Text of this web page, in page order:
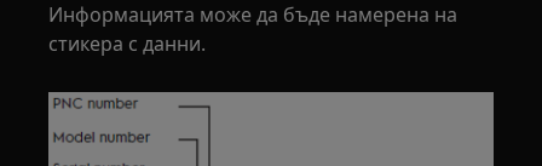
Информацията може да бъде намерена на
стикера с данни.